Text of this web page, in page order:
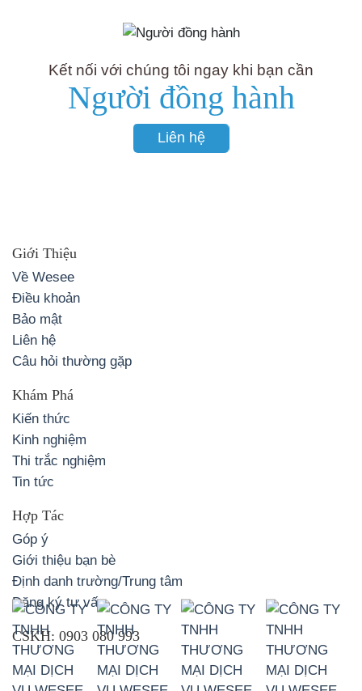
Kết nối với chúng tôi ngay khi bạn cần
Người đồng hành
Liên hệ
Giới Thiệu
Về Wesee
Điều khoản
Bảo mật
Liên hệ
Câu hỏi thường gặp
Khám Phá
Kiến thức
Kinh nghiệm
Thi trắc nghiệm
Tin tức
Hợp Tác
Góp ý
Giới thiệu bạn bè
Định danh trường/Trung tâm
Đăng ký tư vấn
CSKH: 0903 080 993